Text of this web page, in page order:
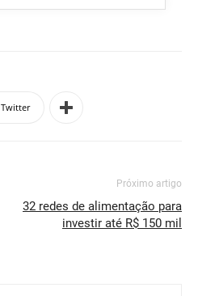
Twitter
Próximo artigo
32 redes de alimentação para
investir até R$ 150 mil